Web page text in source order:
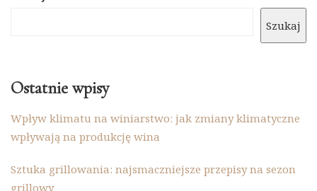
Szukaj
Ostatnie wpisy
Wpływ klimatu na winiarstwo: jak zmiany klimatyczne
wpływają na produkcję wina
Sztuka grillowania: najsmaczniejsze przepisy na sezon
grillowy